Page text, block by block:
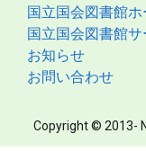
国立国会図書館
国立国会図書館サ
お知らせ
お問い合わせ
Copyright © 2013-